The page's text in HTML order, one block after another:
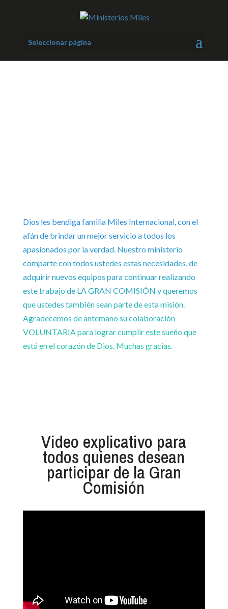
Seleccionar página
Dios les bendiga familia Miles Internacional, con el
afán de brindar un mejor servicio a todos los
apasionados por la verdad. Nuestro ministerio
comparte con todos ustedes estas necesidades, de
adquirir nuevos equipos para continuar realizando
este trabajo de LA GRAN COMISIÓN y queremos
que ustedes también sean parte de esta misión.
Agradecemos de antemano su colaboración
VOLUNTARIA para lograr cumplir este sueño que
está en el corazón de Dios. Muchas gracias.
Video explicativo para
todos quienes desean
participar de la Gran
Comisión